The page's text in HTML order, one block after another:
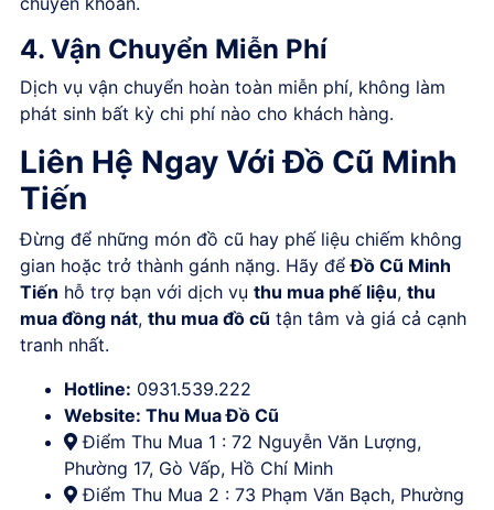
4. Vận Chuyển Miễn Phí
Dịch vụ vận chuyển hoàn toàn miễn phí, không làm
phát sinh bất kỳ chi phí nào cho khách hàng.
Liên Hệ Ngay Với Đồ Cũ Minh
Tiến
Đừng để những món đồ cũ hay phế liệu chiếm không
gian hoặc trở thành gánh nặng. Hãy đểĐồ Cũ Minh
Tiến hỗ trợ bạn với dịch vụ thu mua phế liệu, thu
mua đồng nát, thu mua đồ cũ tận tâm và giá cả cạnh
tranh nhất.
Hotline: 0931.539.222
Website: Thu Mua Đồ Cũ
Điểm Thu Mua 1 : 72 Nguyễn Văn Lượng,
Phường 17, Gò Vấp, Hồ Chí Minh
Điểm Thu Mua 2 : 73 Phạm Văn Bạch, Phường